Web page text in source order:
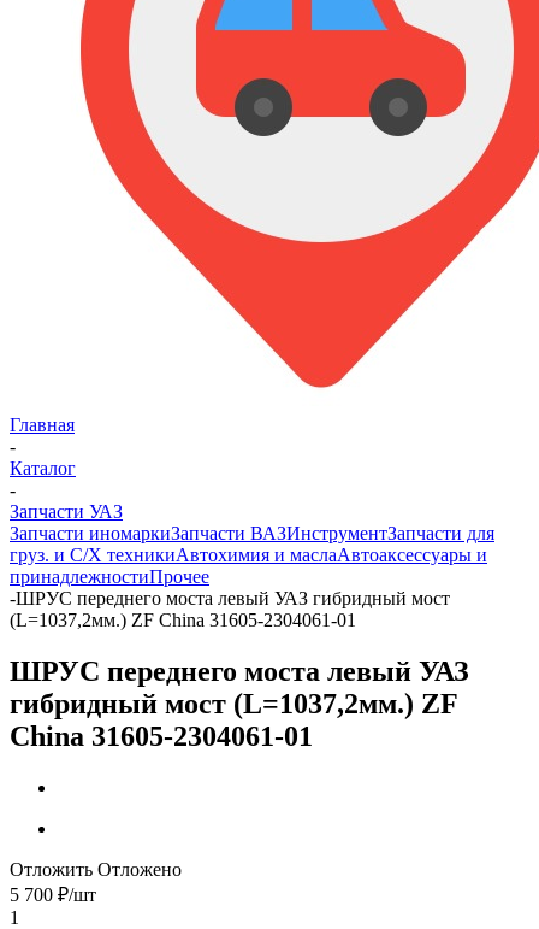
Главная
-
Каталог
-
Запчасти УАЗ
Запчасти иномаркиЗапчасти ВАЗИнструментЗапчасти для
груз. и С/Х техникиАвтохимия и маслаАвтоаксессуары и
принадлежностиПрочее
-ШРУС переднего моста левый УАЗ гибридный мост
(L=1037,2мм.) ZF China 31605-2304061-01
ШРУС переднего моста левый УАЗ
гибридный мост (L=1037,2мм.) ZF
China 31605-2304061-01
Отложить Отложено
5 700 ₽/шт
1